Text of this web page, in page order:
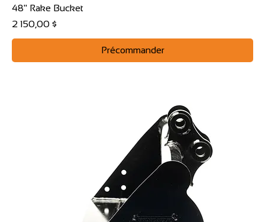
48" Rake Bucket
Prix
2 150,00 $
Précommander